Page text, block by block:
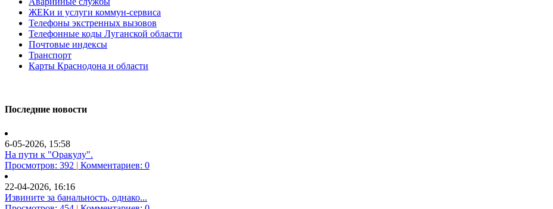
ЖЕКи и услуги коммун-сервиса
Телефоны экстренных вызовов
Телефонные коды Луганской области
Почтовые индексы
Транспорт
Карты Краснодона и области
Последние новости
6-05-2026, 15:58
На пути к "Оракулу".
Просмотров: 392 | Комментариев: 0
22-04-2026, 16:16
Извините за банальность, однако...